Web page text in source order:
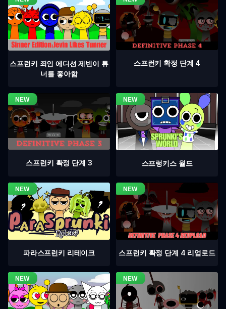
스프런키 죄인 에디션 제빈이 튜
너를 좋아함
스프런키 확정 단계 4
스프런키 확정 단계 3 스프렁키스 월드
파라스프런키 리테이크 스프런키 확정 단계 4 리업로드